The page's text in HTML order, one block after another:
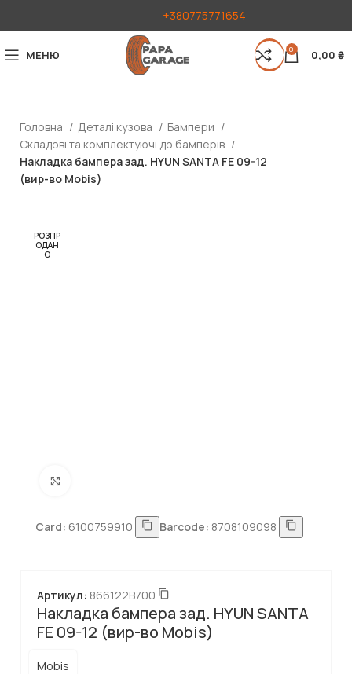
+380775771654
МЕНЮ 0 0,00 ₴
Головна Деталі кузова
Бампери
Складові та комплектуючі до бамперів
Накладка бампера зад. HYUN SANTA FE 09-12
(вир-во Mobis)
РОЗПР
ОДАН
О
Card: 6100759910 Barcode: 8708109098
Накладка бампера зад. HYUN SANTA
FE 09-12 (вир-во Mobis)
Артикул: 866122B700
Mobis